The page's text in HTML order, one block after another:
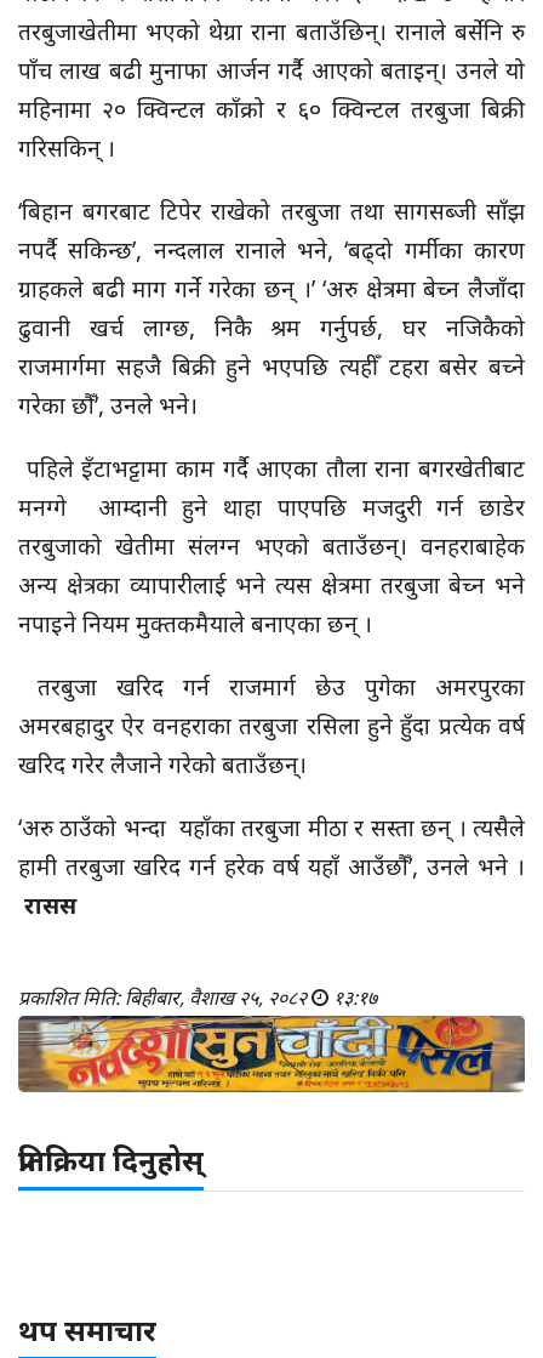
तरबुजाखेतीमा भएको थेग्रा राना बताउँछिन्। रानाले बर्सेनि रु
पाँच लाख बढी मुनाफा आर्जन गर्दै आएको बताइन्। उनले यो
महिनामा २० क्विन्टल काँक्रो र ६० क्विन्टल तरबुजा बिक्री
गरिसकिन् ।
‘बिहान बगरबाट टिपेर राखेको तरबुजा तथा सागसब्जी साँझ
नपर्दै सकिन्छ’, नन्दलाल रानाले भने, ‘बढ्दो गर्मीका कारण
ग्राहकले बढी माग गर्ने गरेका छन् ।’ ‘अरु क्षेत्रमा बेच्न लैजाँदा
ढुवानी खर्च लाग्छ, निकै श्रम गर्नुपर्छ, घर नजिकैको
राजमार्गमा सहजै बिक्री हुने भएपछि त्यहीँ टहरा बसेर बच्ने
गरेका छौँ’, उनले भने।
पहिले इँटाभट्टामा काम गर्दै आएका तौला राना बगरखेतीबाट
मनग्गे आम्दानी हुने थाहा पाएपछि मजदुरी गर्न छाडेर
तरबुजाको खेतीमा संलग्न भएको बताउँछन्। वनहराबाहेक
अन्य क्षेत्रका व्यापारीलाई भने त्यस क्षेत्रमा तरबुजा बेच्न भने
नपाइने नियम मुक्तकमैयाले बनाएका छन् ।
तरबुजा खरिद गर्न राजमार्ग छेउ पुगेका अमरपुरका
अमरबहादुर ऐर वनहराका तरबुजा रसिला हुने हुँदा प्रत्येक वर्ष
खरिद गरेर लैजाने गरेको बताउँछन्।
‘अरु ठाउँको भन्दा यहाँका तरबुजा मीठा र सस्ता छन् । त्यसैले
हामी तरबुजा खरिद गर्न हरेक वर्ष यहाँ आउँछौँ’, उनले भने ।
रासस
प्रकाशित मिति: बिहीबार, वैशाख २५, २०८२ १३:१७
प्रतिक्रिया दिनुहोस्
थप समाचार